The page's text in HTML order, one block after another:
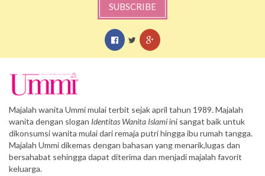
SUBSCRIBE
Majalah wanita Ummi mulai terbit sejak april tahun 1989. Majalah
wanita dengan slogan Identitas Wanita Islamiini sangat baik untuk
dikonsumsi wanita mulai dari remaja putri hingga ibu rumah tangga.
Majalah Ummi dikemas dengan bahasan yang menarik,lugas dan
bersahabat sehingga dapat diterima dan menjadi majalah favorit
keluarga.